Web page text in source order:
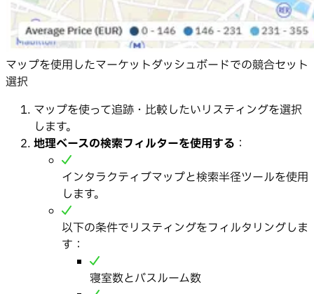
マップを使用したマーケットダッシュボードでの競合セット
選択
マップを使って追跡・比較したいリスティングを選択
します。
地理ベースの検索フィルターを使用する ：
インタラクティブマップと検索半径ツールを使用
します。
以下の条件でリスティングをフィルタリングしま
す：
寝室数とバスルーム数